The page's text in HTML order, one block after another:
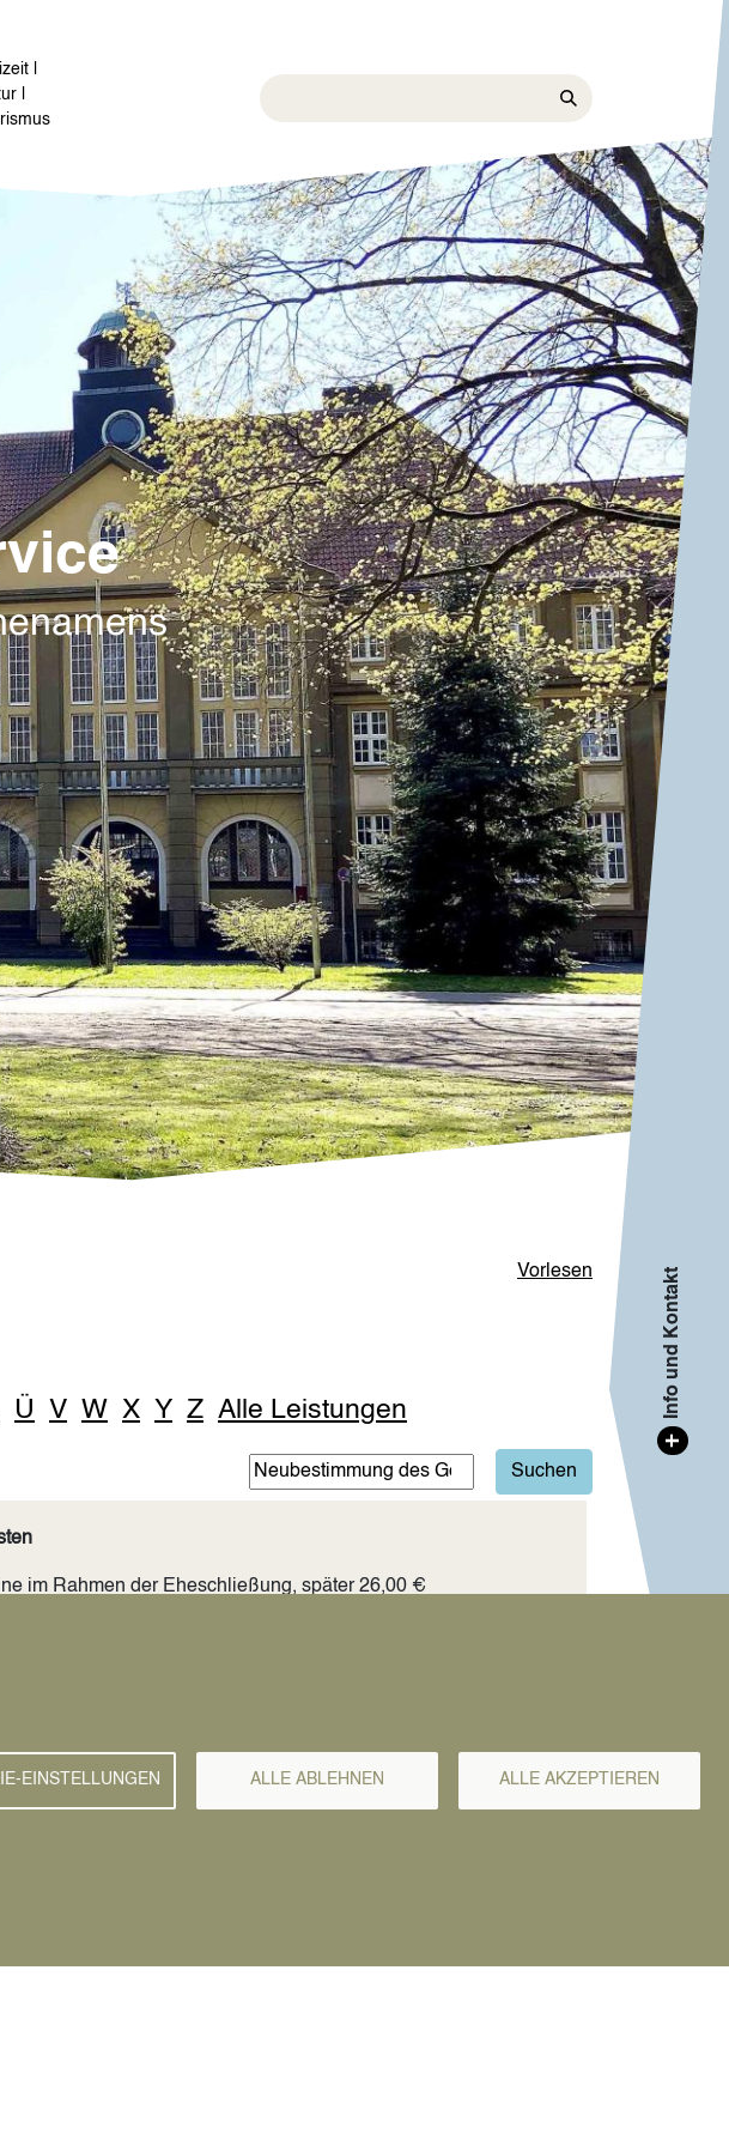
|
|
Vorlesen
Ü V W X Y Z Alle Leistungen
im Rahmen der Eheschließung, später 26,00 €
(Reisepass oder Personalausweis)
EINSTELLUNGEN ALLE ABLEHNEN ALLE AKZEPTIEREN
+
Info und Kontakt